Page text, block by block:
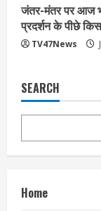
जंतर-मंतर पर आज
प्रदर्शन के पीछे
TV47News
SEARCH
Home